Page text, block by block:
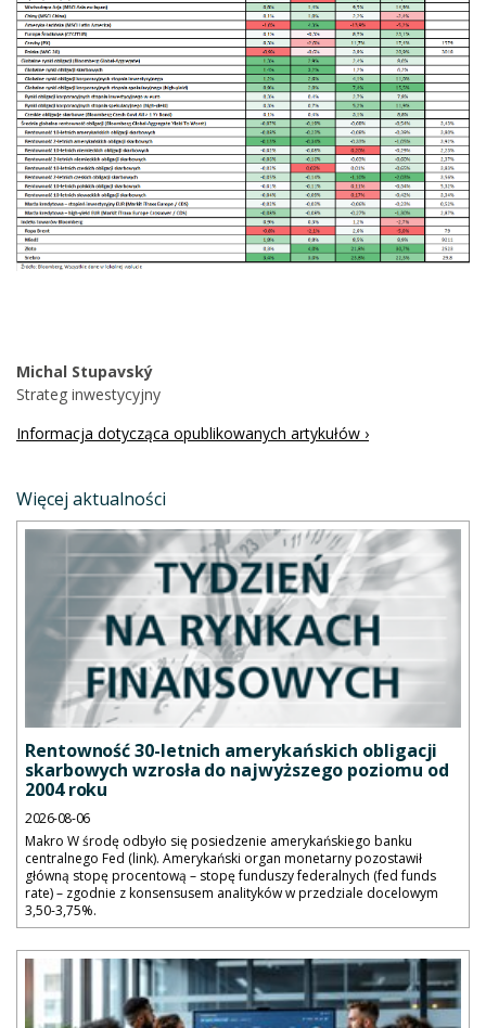
Michal Stupavský
Strateg inwestycyjny
Informacja dotycząca opublikowanych artykułów ›
Więcej aktualności
Rentowność 30-letnich amerykańskich obligacji
skarbowych wzrosła do najwyższego poziomu od
2004 roku
2026-08-06
Makro W środę odbyło się posiedzenie amerykańskiego banku
centralnego Fed (link). Amerykański organ monetarny pozostawił
główną stopę procentową – stopę funduszy federalnych (fed funds
rate) – zgodnie z konsensusem analityków w przedziale docelowym
3,50-3,75%.